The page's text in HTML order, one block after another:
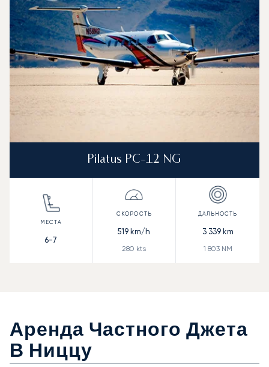
Pilatus PC-12 NG
6-7
519 km/h
280 kts
3 339km
1 803NM
Аренда Частного Джета
В Ниццу